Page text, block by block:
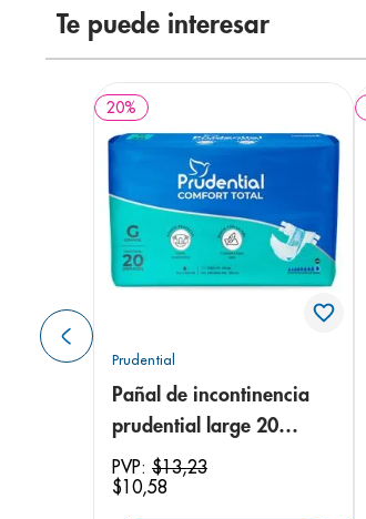
Te puede interesar
20%
Prudential
Pañal de incontinencia
prudential large 20
unidades
PVP: $13,23
$10,58